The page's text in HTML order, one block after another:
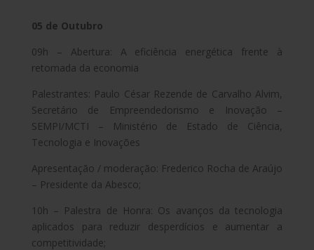
05 de Outubro
09h – Abertura: A eficiência energética frente à
retomada da economia
Palestrantes: Paulo César Rezende de Carvalho Alvim,
Secretário de Empreendedorismo e Inovação –
SEMPI/MCTI – Ministério de Estado de Ciência,
Tecnologia e Inovações
Apresentação / moderação: Frederico Rocha de Araújo
– Presidente da Abesco;
10h – Palestra de Honra: Os avanços da tecnologia
aplicados para reduzir desperdícios e aumentar a
competitividade;